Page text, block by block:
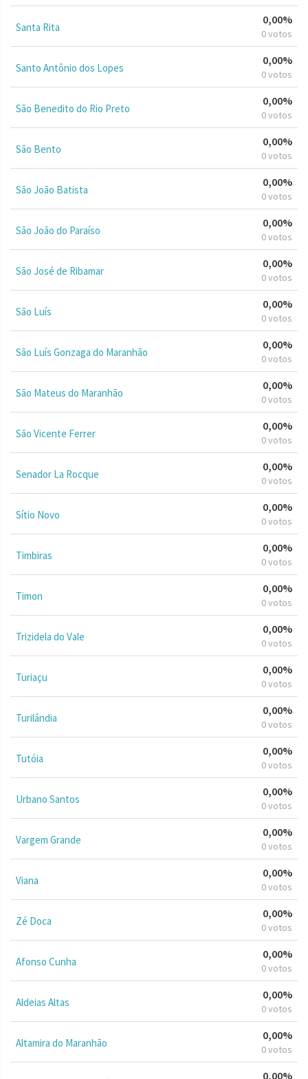
Santa Rita
0,00%
0 votos
Santo Antônio dos Lopes
0,00%
0 votos
São Benedito do Rio Preto
0,00%
0 votos
São Bento
0,00%
0 votos
São João Batista
0,00%
0 votos
São João do Paraíso
0,00%
0 votos
São José de Ribamar
0,00%
0 votos
São Luís
0,00%
0 votos
São Luís Gonzaga do Maranhão
0,00%
0 votos
São Mateus do Maranhão
0,00%
0 votos
São Vicente Ferrer
0,00%
0 votos
Senador La Rocque
0,00%
0 votos
Sítio Novo
0,00%
0 votos
Timbiras
0,00%
0 votos
Timon
0,00%
0 votos
Trizidela do Vale
0,00%
0 votos
Turiaçu
0,00%
0 votos
Turilândia
0,00%
0 votos
Tutóia
0,00%
0 votos
Urbano Santos
0,00%
0 votos
Vargem Grande
0,00%
0 votos
Viana
0,00%
0 votos
Zé Doca
0,00%
0 votos
Afonso Cunha
0,00%
0 votos
Aldeias Altas
0,00%
0 votos
Altamira do Maranhão
0,00%
0 votos
0,00%